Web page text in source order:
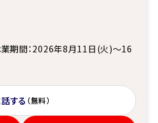
期間：2026年8月11日(火)～16
する （無料）